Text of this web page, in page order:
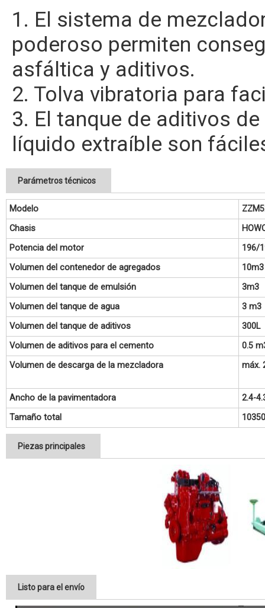
1. El sistema de
poderoso permiten
asfáltica y aditivos.
2. Tolva vibratoria para
3. El tanque de aditivos
líquido extraíble son
Parámetros técnicos
Modelo
Chasis
Potencia del motor
196/
Volumen del contenedor de agregados
10m3
Volumen del tanque de emulsión
3m3
Volumen del tanque de agua
3 m3
Volumen del tanque de aditivos
300L
Volumen de aditivos para el cemento
0.5
Volumen de descarga de la mezcladora
máx.
Ancho de la pavimentadora
2.4-
Tamaño total
Piezas principales
Listo para el envío